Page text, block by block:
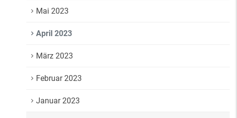
Mai 2023
April 2023
März 2023
Februar 2023
Januar 2023